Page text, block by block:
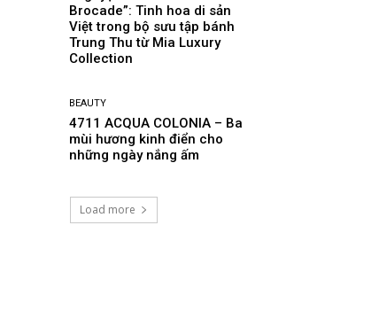
Brocade”: Tinh hoa di sản
Việt trong bộ sưu tập bánh
Trung Thu từ Mia Luxury
Collection
BEAUTY
4711 ACQUA COLONIA – Ba
mùi hương kinh điển cho
những ngày nắng ấm
Load more